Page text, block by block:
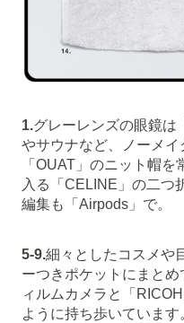
1.グレーレンズの眼鏡
やサウナなど、ノーメ
「OUAT」のニット帽
入る「CELINE」の二
編集も「Airpods」で。
5-9.細々としたコスメや
ーつきポケットにまと
ィルムカメラと「
ように持ち歩いていま